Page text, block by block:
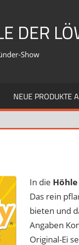
DER
Show
NEUE PRODUKTE
In die
Das rein
bieten und
Angaben
Original-Ei